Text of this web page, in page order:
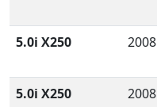
5.0i X250 2008
5.0i X250 2008